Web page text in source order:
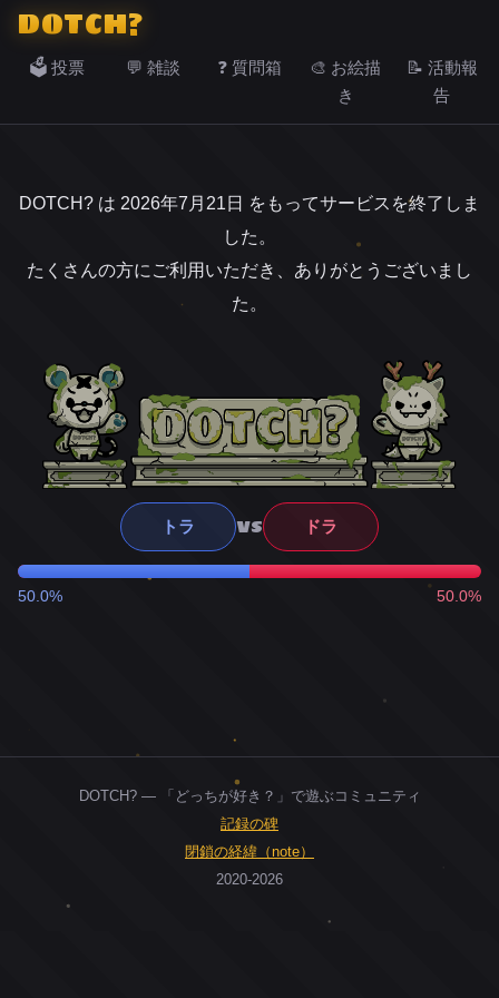
DOTCH?
🗳️ 投票 💬 雑談 ❓ 質問箱
🎨 お絵描
き
📝 活動報
告
DOTCH? は 2026年7月21日 をもってサービスを終了しま
した。
たくさんの方にご利用いただき、ありがとうございまし
た。
トラ VS ドラ
50.0% 50.0%
DOTCH? — 「どっちが好き？」で遊ぶコミュニティ
記録の碑
閉鎖の経緯（note）
2020-2026